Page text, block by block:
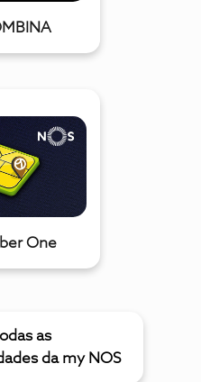
One
as
da my NOS